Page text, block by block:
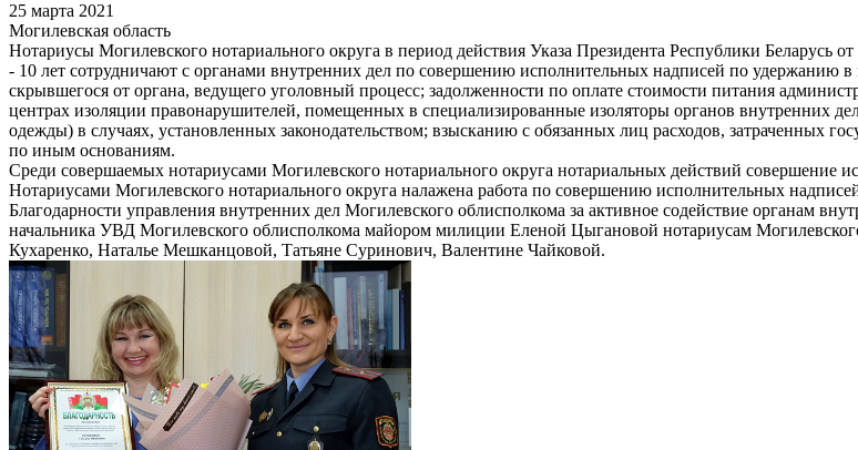
25 марта 2021
Могилевская область
Нотариусы Могилевского нотариального округа в период действия Указа Президента Республики Беларусь
- 10 лет сотрудничают с органами внутренних дел по совершению исполнительных надписей по удержанию в
скрывшегося от органа, ведущего уголовный процесс; задолженности по оплате стоимости питания
центрах изоляции правонарушителей, помещенных в специализированные изоляторы органов внутренних
одежды) в случаях, установленных законодательством; взысканию с обязанных лиц расходов, затраченных
по иным основаниям.
Среди совершаемых нотариусами Могилевского нотариального округа нотариальных действий совершение
Нотариусами Могилевского нотариального округа налажена работа по совершению исполнительных
Благодарности управления внутренних дел Могилевского облисполкома за активное содействие органам
начальника УВД Могилевского облисполкома майором милиции Еленой Цыгановой нотариусам
Кухаренко, Наталье Мешканцовой, Татьяне Суринович, Валентине Чайковой.